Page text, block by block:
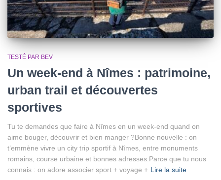
TESTÉ PAR BEV
Un week-end à Nîmes : patrimoine,
urban trail et découvertes
sportives
Tu te demandes que faire à Nîmes en un week-end quand on
aime bouger, découvrir et bien manger ?Bonne nouvelle : on
t’emmène vivre un city trip sportif à Nîmes, entre monuments
romains, course urbaine et bonnes adresses.Parce que tu nous
connais : on adore associer sport + voyage + Lire la suite